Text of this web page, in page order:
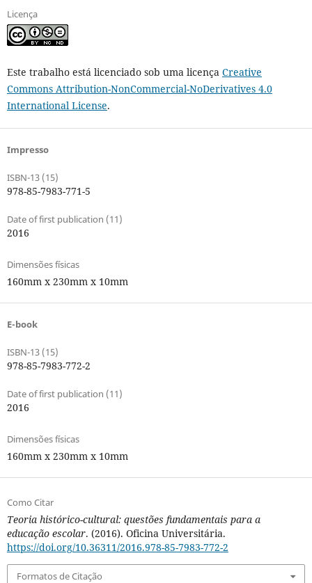
Licença
Este trabalho está licenciado sob uma licença Creative
Commons Attribution-NonCommercial-NoDerivatives 4.0
International License.
Impresso
ISBN-13 (15)
978-85-7983-771-5
Date of first publication (11)
2016
Dimensões físicas
160mm x 230mm x 10mm
E-book
ISBN-13 (15)
978-85-7983-772-2
Date of first publication (11)
2016
Dimensões físicas
160mm x 230mm x 10mm
Como Citar
Teoria histórico-cultural: questões fundamentais para a
educação escolar. (2016). Oficina Universitária.
https://doi.org/10.36311/2016.978-85-7983-772-2
Formatos de Citação